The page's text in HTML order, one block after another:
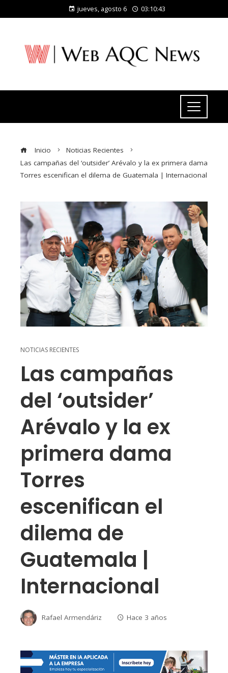
jueves, agosto 6 03:10:44
Inicio
Noticias Recientes
Las campañas del ‘outsider’ Arévalo y la ex primera dama
Torres escenifican el dilema de Guatemala | Internacional
NOTICIAS RECIENTES
Las campañas
del ‘outsider’
Arévalo y la ex
primera dama
Torres
escenifican el
dilema de
Guatemala |
Internacional
Rafael Armendáriz Hace 3 años